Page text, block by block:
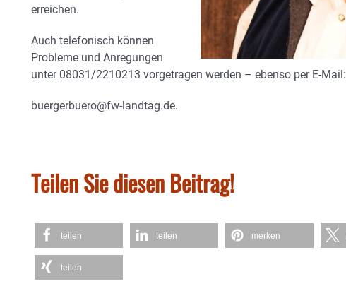
erreichen.
Auch telefonisch können
Probleme und Anregungen
unter 08031/2210213 vorgetragen werden – ebenso per E-Mail:
buergerbuero@fw-landtag.de.
Teilen Sie diesen Beitrag!
teilen teilen merken
teilen